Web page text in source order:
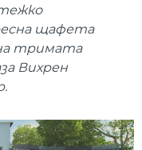
щафета
тримата
Вихрен